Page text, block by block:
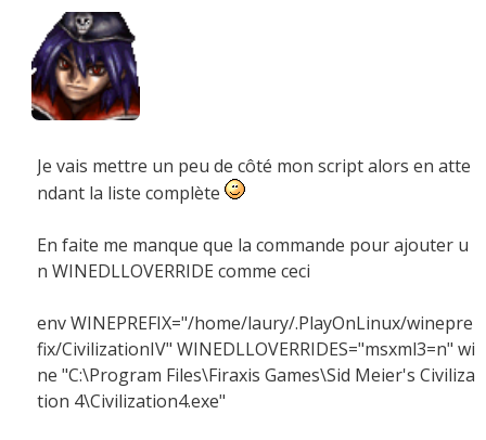
Je vais mettre un peu de côté mon script alors en atte
ndant la liste complète
En faite me manque que la commande pour ajouter u
n WINEDLLOVERRIDE comme ceci
env WINEPREFIX="/home/laury/.PlayOnLinux/winepre
fix/CivilizationIV" WINEDLLOVERRIDES="msxml3=n" wi
ne "C:\Program Files\Firaxis Games\Sid Meier's Civiliza
tion 4\Civilization4.exe"